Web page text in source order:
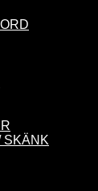
SKÄNK